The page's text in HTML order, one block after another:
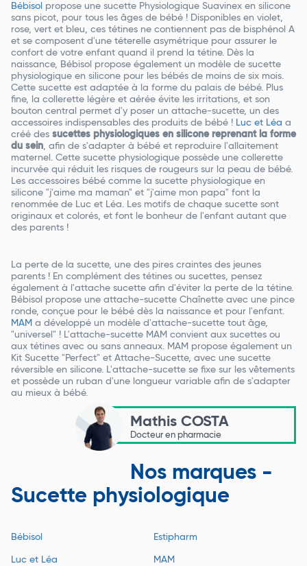
Bébisol propose une sucette Physiologique Suavinex en silicone
sans picot, pour tous les âges de bébé ! Disponibles en violet,
rose, vert et bleu, ces tétines ne contiennent pas de bisphénol A
et se composent d'une téterelle asymétrique pour assurer le
confort de votre enfant quand il prend la tétine. Dès la
naissance, Bébisol propose également un modèle de sucette
physiologique en silicone pour les bébés de moins de six mois.
Cette sucette est adaptée à la forme du palais de bébé. Plus
fine, la collerette légère et aérée évite les irritations, et son
bouton central permet d'y poser un attache-sucette, un des
accessoires indispensables des produits de bébé ! Luc et Léa a
créé des sucettes physiologiques en silicone reprenant la forme
du sein, afin de s'adapter à bébé et reproduire l'allaitement
maternel. Cette sucette physiologique possède une collerette
incurvée qui réduit les risques de rougeurs sur la peau de bébé.
Les accessoires bébé comme la sucette physiologique en
silicone "j'aime ma maman" et "j'aime mon papa" font la
renommée de Luc et Léa. Les motifs de chaque sucette sont
originaux et colorés, et font le bonheur de l'enfant autant que
des parents !
La perte de la sucette, une des pires craintes des jeunes
parents ! En complément des tétines ou sucettes, pensez
également à l'attache sucette afin d'éviter la perte de la tétine.
Bébisol propose une attache-sucette Chaînette avec une pince
ronde, conçue pour le bébé dès la naissance et pour l'enfant.
MAM a développé un modèle d'attache-sucette tout âge,
"universel" ! L'attache-sucette MAM convient aux sucettes ou
aux tétines avec ou sans anneaux. MAM propose également un
Kit Sucette "Perfect" et Attache-Sucette, avec une sucette
réversible en silicone. L'attache-sucette se fixe sur les vêtements
et possède un ruban d'une longueur variable afin de s'adapter
au mieux à bébé.
Mathis COSTA
Docteur en pharmacie
Nos marques -
Sucette physiologique
Bébisol Estipharm
Luc et Léa MAM